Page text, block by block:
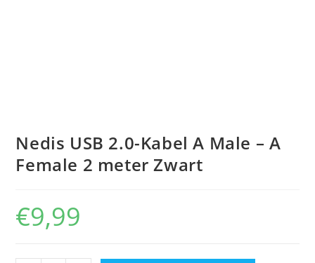
Nedis USB 2.0-Kabel A Male – A
Female 2 meter Zwart
€9,99